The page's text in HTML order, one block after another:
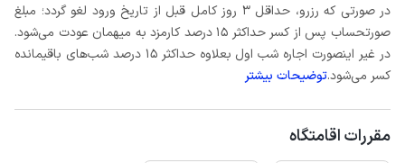
در صورتی که رزرو، حداقل 3 روز کامل قبل از تاریخ ورود لغو گردد؛ مبلغ
صورتحساب پس از کسر حداکثر 15 درصد کارمزد به میهمان عودت می‌شود.
در غیر اینصورت اجاره شب اول بعلاوه حداکثر 15 درصد شب‌های باقیمانده
کسر می‌شود.توضیحات بیشتر
مقررات اقامتگاه